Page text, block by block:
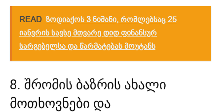
READ ზოდიაქოს 3 ნიშანი, რომლებსაც 25
იანვრის სავსე მთვარე დიდ ფინანსურ
სარგებელსა და წარმატებას მოუტანს
8. შრომის ბაზრის ახალი
მოთხოვნები და